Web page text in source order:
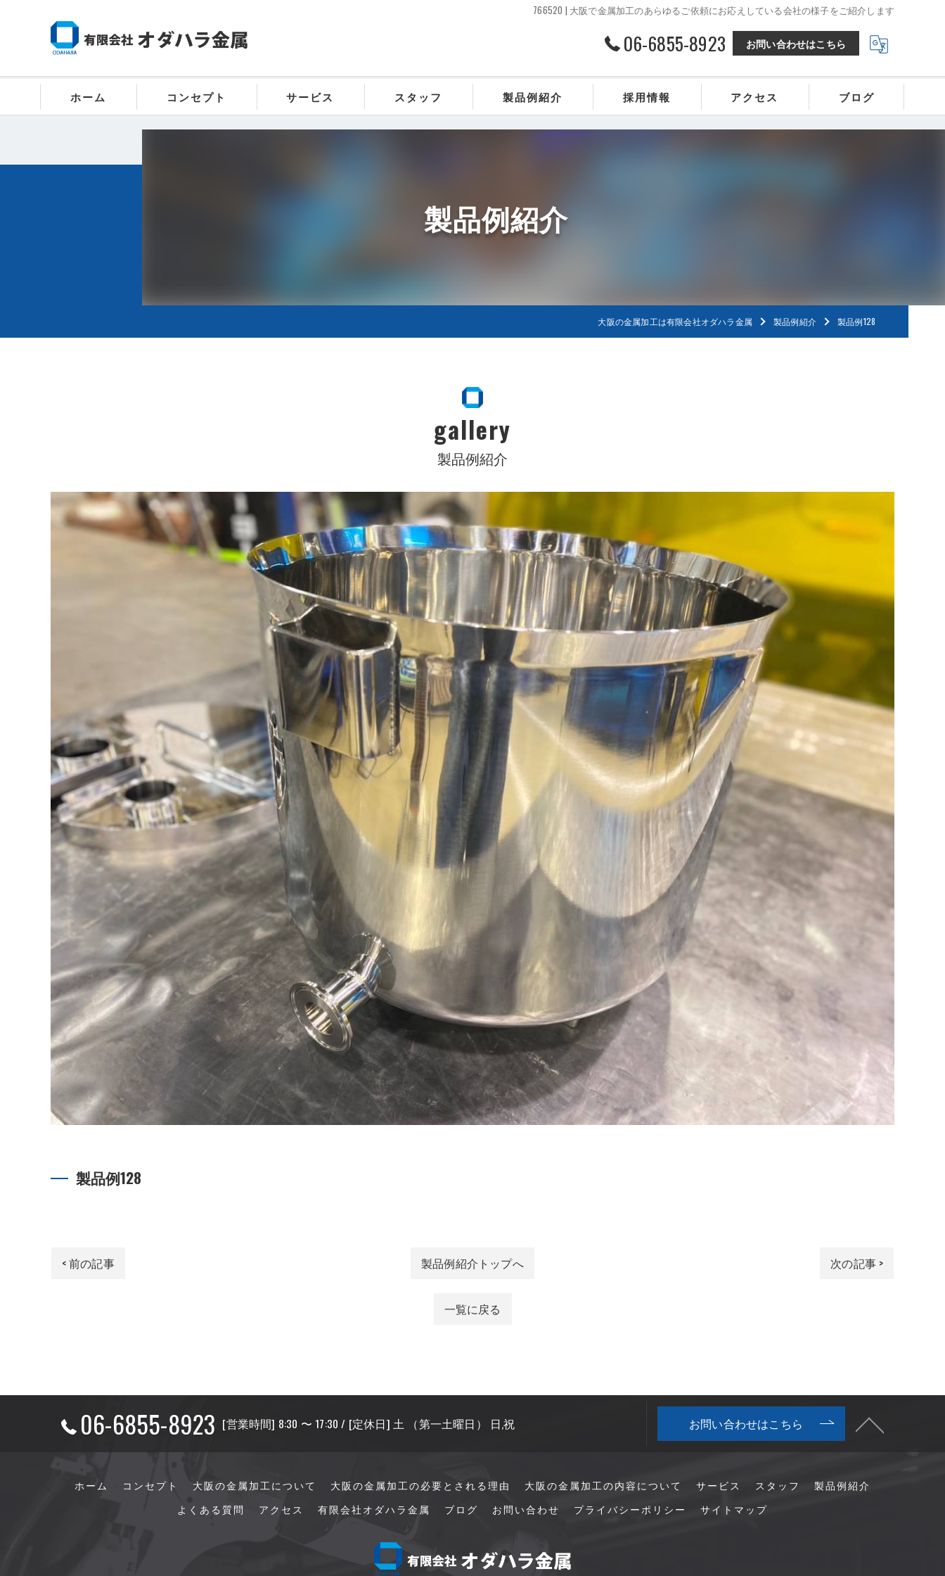
766520 | 大阪で金属加工のあらゆるご依頼にお応えしている会社の様子をご紹介します
06-6855-8923 お問い合わせはこちら
ホーム コンセプト サービス スタッフ 製品例紹介 採用情報 アクセス ブログ
製品例紹介
大阪の金属加工は有限会社オダハラ金属 製品例紹介 製品例128
製品例紹介
gallery
製品例128
< 前の記事 製品例紹介トップへ 次の記事 >
一覧に戻る
06-6855-8923 [営業時間] 8:30 〜 17:30 / [定休日] 土 （第一土曜日） 日,祝 お問い合わせはこちら
ホーム コンセプト 大阪の金属加工について 大阪の金属加工の必要とされる理由 大阪の金属加工の内容について サービス スタッフ
製品例紹介
よくある質問
アクセス 有限会社オダハラ金属 ブログ お問い合わせ プライバシーポリシー サイトマップ